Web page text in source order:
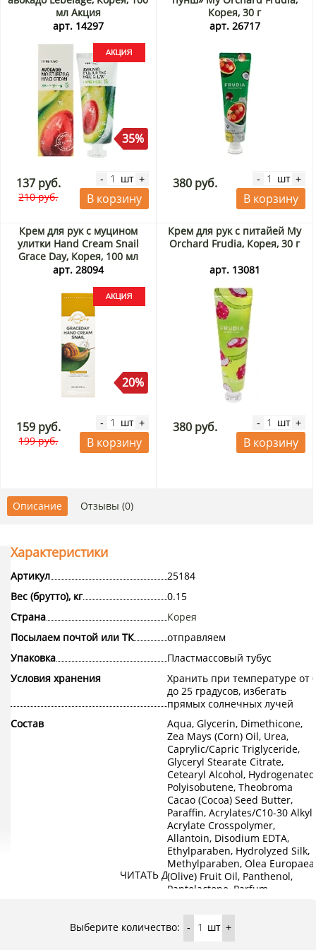
мл Акция
арт. 14297
35%
137 руб.
210 руб.
- шт +
В корзину
Корея, 30 г
арт. 26717
380 руб. - шт +
В корзину
Крем для рук с муцином
улитки Hand Cream Snail
Grace Day, Корея, 100 мл
Акция
арт. 28094
20%
159 руб.
199 руб.
- шт +
В корзину
Крем для рук с питайей My
Orchard Frudia, Корея, 30 г
арт. 13081
380 руб. - шт +
В корзину
Описание Отзывы (0)
ЧИТАТЬ ДАЛЕЕ
Характеристики
Артикул
25184
Вес (брутто), кг
0.15
Страна
Корея
Посылаем почтой или ТК
отправляем
Упаковка
Пластмассовый тубус
Условия хранения
Хранить при температуре от
до 25 градусов, избегать
прямых солнечных лучей
Состав
Aqua, Glycerin, Dimethicone,
Zea Mays (Corn) Oil, Urea,
Caprylic/Capric Triglyceride,
Glyceryl Stearate Citrate,
Cetearyl Alcohol, Hydrogenated
Polyisobutene, Theobroma
Cacao (Cocoa) Seed Butter,
Paraffin, Acrylates/C10-30 Alkyl
Acrylate Crosspolymer,
Allantoin, Disodium EDTA,
Ethylparaben, Hydrolyzed Silk,
Methylparaben, Olea Europaea
(Olive) Fruit Oil, Panthenol,
Pantolactone, Parfum,
Potassium Cetyl Phosphate,
Выберите количество: - шт +